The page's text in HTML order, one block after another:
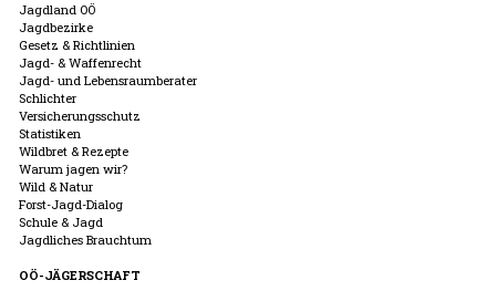
Jagdland OÖ
Jagdbezirke
Gesetz & Richtlinien
Jagd- & Waffenrecht
Jagd- und Lebensraumberater
Schlichter
Versicherungsschutz
Statistiken
Wildbret & Rezepte
Warum jagen wir?
Wild & Natur
Forst-Jagd-Dialog
Schule & Jagd
Jagdliches Brauchtum
OÖ-JÄGERSCHAFT